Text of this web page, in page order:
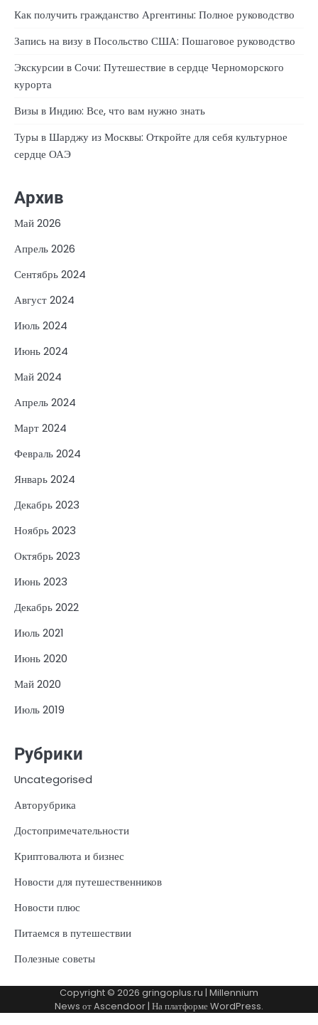
Как получить гражданство Аргентины: Полное руководство
Запись на визу в Посольство США: Пошаговое руководство
Экскурсии в Сочи: Путешествие в сердце Черноморского
курорта
Визы в Индию: Все, что вам нужно знать
Туры в Шарджу из Москвы: Откройте для себя культурное
сердце ОАЭ
Архив
Май 2026
Апрель 2026
Сентябрь 2024
Август 2024
Июль 2024
Июнь 2024
Май 2024
Апрель 2024
Март 2024
Февраль 2024
Январь 2024
Декабрь 2023
Ноябрь 2023
Октябрь 2023
Июнь 2023
Декабрь 2022
Июль 2021
Июнь 2020
Май 2020
Июль 2019
Рубрики
Uncategorised
Авторубрика
Достопримечательности
Криптовалюта и бизнес
Новости для путешественников
Новости плюс
Питаемся в путешествии
Полезные советы
Copyright © 2026 gringoplus.ru | Millennium
News отAscendoor| На платформеWordPress.